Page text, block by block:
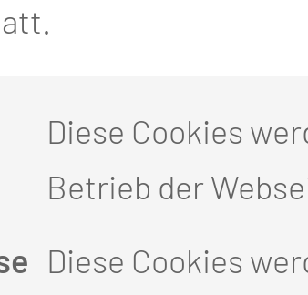
(Grundkurs,
unten)
Diese Cookies
Betrieb der
Diese Cookies